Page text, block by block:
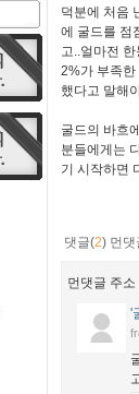
덕분에 처음
에 굴드를 점
고..얼마전
2%가 부족한
했다고 말해
굴드의 바흐
분들에게는
기 시작하면
댓글(2) 먼댓
먼댓글 주소
'